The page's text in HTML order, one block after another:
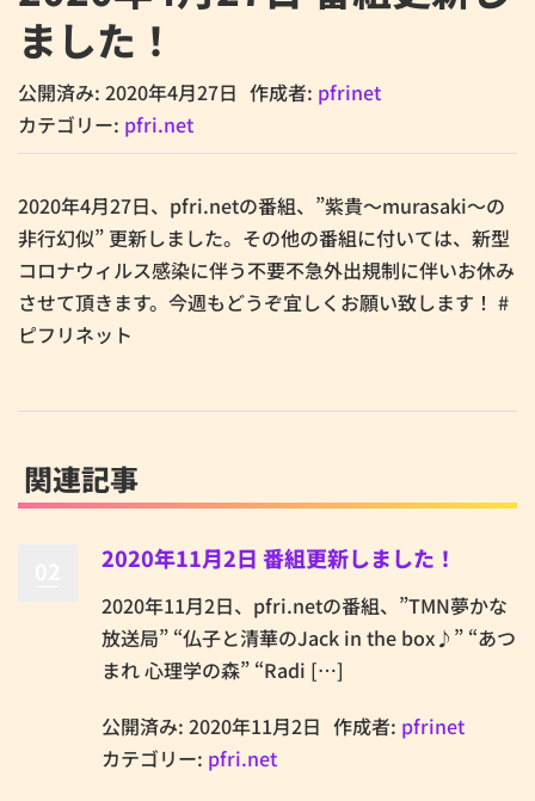
ました！
公開済み: 2020年4月27日 作成者: pfrinet
カテゴリー: pfri.net
2020年4月27日、pfri.netの番組、”紫貴～murasaki～の
非行幻似” 更新しました。その他の番組に付いては、新型
コロナウィルス感染に伴う不要不急外出規制に伴いお休み
させて頂きます。今週もどうぞ宜しくお願い致します！ #
ピフリネット
関連記事
2020年11月2日 番組更新しました！
2020年11月2日、pfri.netの番組、”TMN夢かな
放送局” “仏子と清華のJack in the box♪” “あつ
まれ 心理学の森” “Radi […]
公開済み: 2020年11月2日 作成者: pfrinet
カテゴリー: pfri.net